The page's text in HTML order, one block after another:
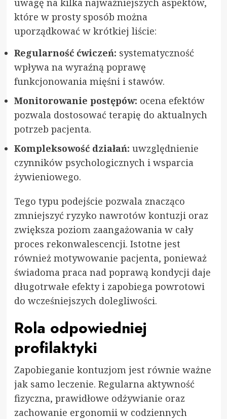
uwagę na kilka najważniejszych aspektów,
które w prosty sposób można
uporządkować w krótkiej liście:
Regularność ćwiczeń: systematyczność
wpływa na wyraźną poprawę
funkcjonowania mięśni i stawów.
Monitorowanie postępów: ocena efektów
pozwala dostosować terapię do aktualnych
potrzeb pacjenta.
Kompleksowość działań: uwzględnienie
czynników psychologicznych i wsparcia
żywieniowego.
Tego typu podejście pozwala znacząco
zmniejszyć ryzyko nawrotów kontuzji oraz
zwiększa poziom zaangażowania w cały
proces rekonwalescencji. Istotne jest
również motywowanie pacjenta, ponieważ
świadoma praca nad poprawą kondycji daje
długotrwałe efekty i zapobiega powrotowi
do wcześniejszych dolegliwości.
Rola odpowiedniej
profilaktyki
Zapobieganie kontuzjom jest równie ważne
jak samo leczenie. Regularna aktywność
fizyczna, prawidłowe odżywianie oraz
zachowanie ergonomii w codziennych